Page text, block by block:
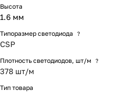
Высота
1.6 мм
Типоразмер светодиода ?
CSP
Плотность светодиодов, шт/м ?
378 шт/м
Тип товара